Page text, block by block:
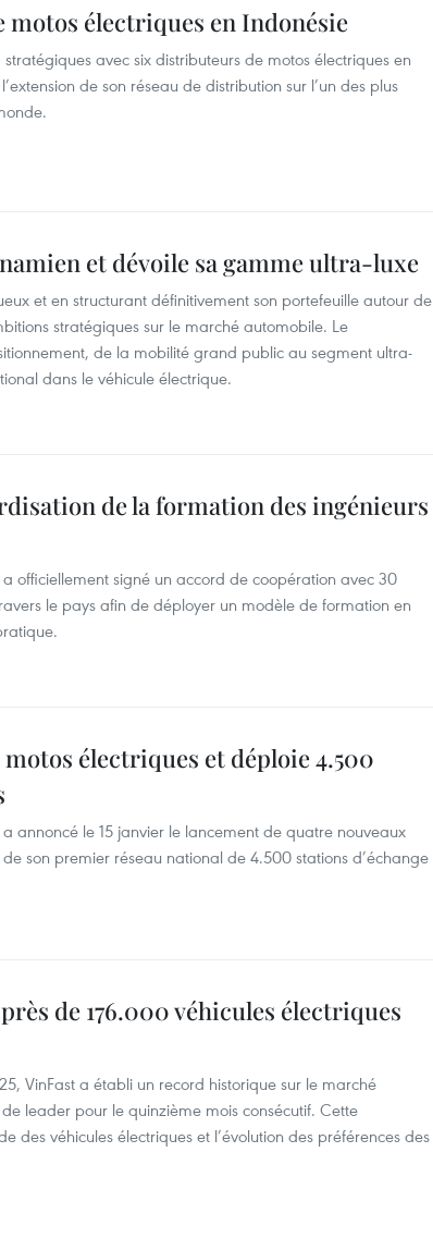
motos électriques en Indonésie
avec six distributeurs de motos électriques en
de son réseau de distribution sur l’un des plus
et dévoile sa gamme ultra-luxe
et en structurant définitivement son portefeuille autour de
stratégiques sur le marché automobile. Le
de la mobilité grand public au segment ultra-
dans le véhicule électrique.
de la formation des ingénieurs
officiellement signé un accord de coopération avec 30
le pays afin de déployer un modèle de formation en
électriques et déploie 4.500
annoncé le 15 janvier le lancement de quatre nouveaux
son premier réseau national de 4.500 stations d’échange
de 176.000 véhicules électriques
VinFast a établi un record historique sur le marché
leader pour le quinzième mois consécutif. Cette
des véhicules électriques et l’évolution des préférences des